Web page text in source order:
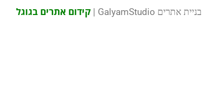
בניית אתרים GalyamStudio | קידום אתרים בגוגל